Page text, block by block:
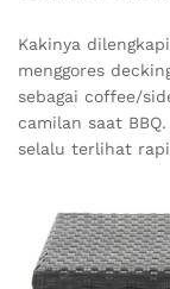
Kakinya
menggores
sebagai coffee/
camilan saat
selalu terlihat